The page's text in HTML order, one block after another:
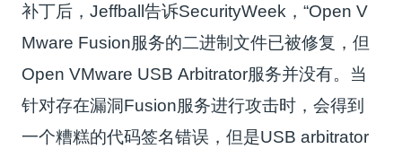
补丁后，Jeffball告诉SecurityWeek，“Open V
Mware Fusion服务的二进制文件已被修复，但
Open VMware USB Arbitrator服务并没有。当
针对存在漏洞Fusion服务进行攻击时，会得到
一个糟糕的代码签名错误，但是USB arbitrator